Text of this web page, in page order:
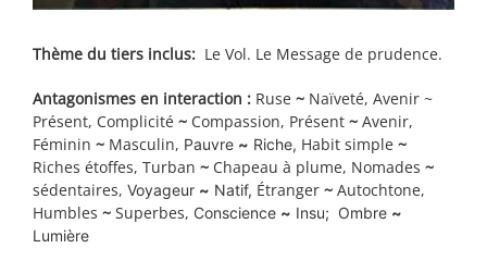
Thème du tiers inclus: Le Vol. Le Message de prudence.
Antagonismes en interaction : Ruse ~ Naïveté, Avenir ~
Présent, Complicité ~ Compassion, Présent ~ Avenir,
Féminin ~ Masculin, Pauvre ~ Riche, Habit simple ~
Riches étoffes, Turban ~ Chapeau à plume, Nomades ~
sédentaires, Voyageur ~ Natif, Étranger ~ Autochtone,
Humbles ~ Superbes, Conscience ~ Insu; Ombre ~
Lumière